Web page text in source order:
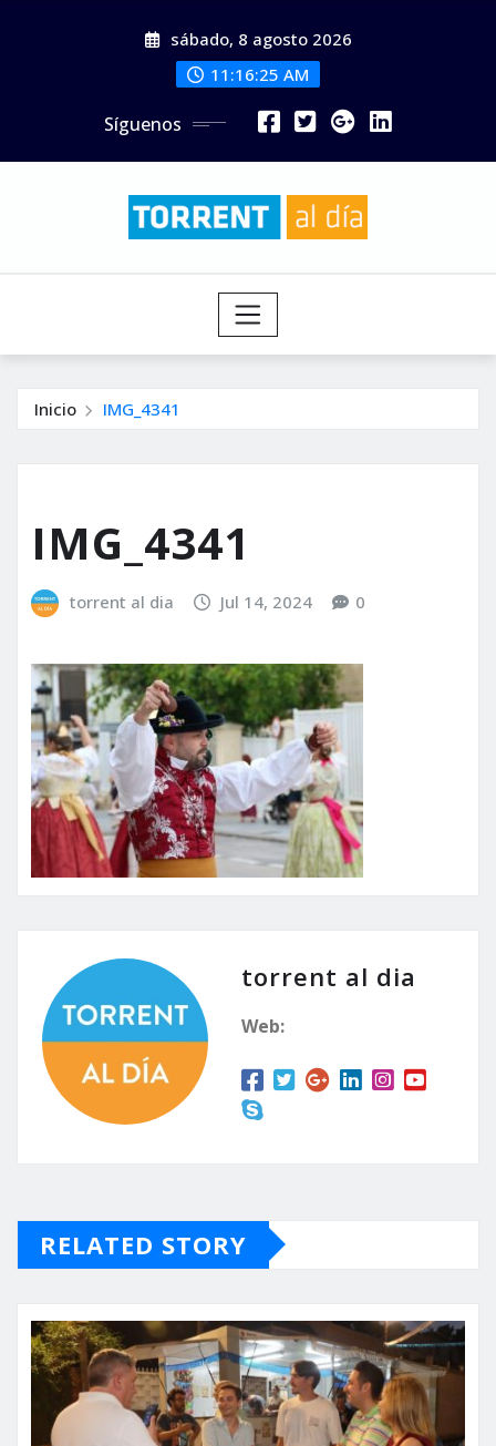
sábado, 8 agosto 2026
11:16:27 AM
Síguenos
Inicio IMG_4341
IMG_4341
torrent al dia Jul 14, 2024 0
torrent al dia
Web:
RELATED STORY